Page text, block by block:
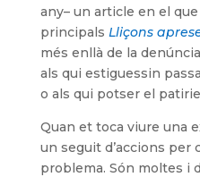
any– un article en el
principals Lliçons
més enllà de la
als qui estiguessin
o als qui potser el
Quan et toca viure una
un seguit d’accions per
problema. Són moltes i